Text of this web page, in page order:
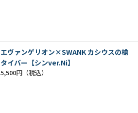
エヴァンゲリオン×SWANK カシウスの槍
タイバー【シンver.Ni】
5,500円